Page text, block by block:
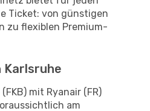
Ticket: von günstigen
zu flexiblen Premium-
mit Ryanair (FR)
am